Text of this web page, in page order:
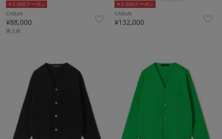
￥2,000クーポン
CABaN
¥88,000
再入荷
￥2,000クーポン
CABaN
¥132,000